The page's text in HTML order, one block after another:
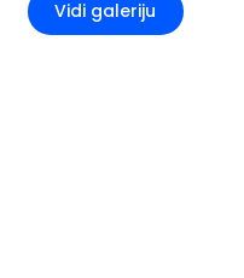
Vidi galeriju